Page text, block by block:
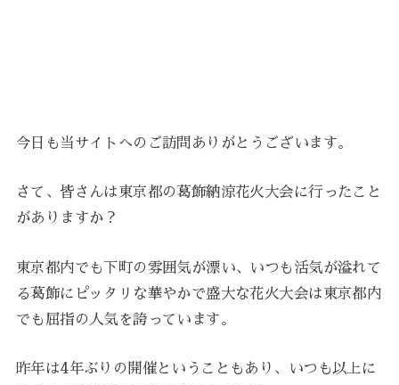
今日も当サイトへのご訪問ありがとうございます。
さて、皆さんは東京都の葛飾納涼花火大会に行ったこと
がありますか？
東京都内でも下町の雰囲気が漂い、いつも活気が溢れて
る葛飾にピッタリな華やかで盛大な花火大会は東京都内
でも屈指の人気を誇っています。
昨年は4年ぶりの開催ということもあり、いつも以上に